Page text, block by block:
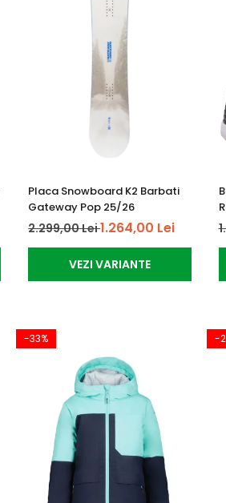
Placa Snowboard K2 Barbati
Gateway Pop 25/26
2.299,00 Lei1.264,00 Lei
VEZI VARIANTE
-33% -